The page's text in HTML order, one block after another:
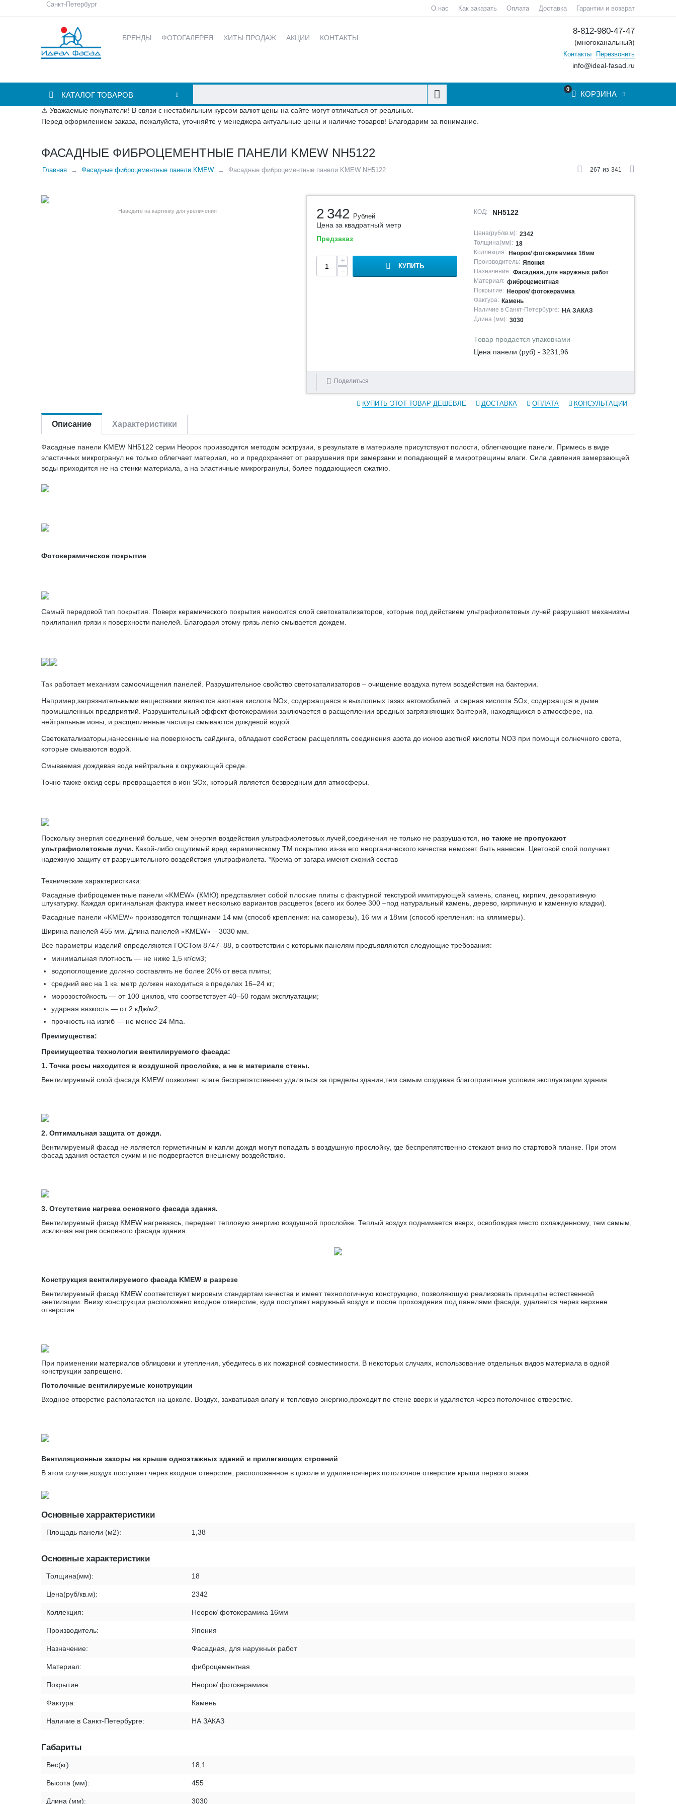
Санкт-Петербург
О нас Как заказать Оплата Доставка Гарантии и возврат
БРЕНДЫ ФОТОГАЛЕРЕЯ ХИТЫ ПРОДАЖ АКЦИИ КОНТАКТЫ
8-812-980-47-47
(многоканальный)
Контакты Перезвонить
info@ideal-fasad.ru
КАТАЛОГ ТОВАРОВ
0
КОРЗИНА
⚠ Уважаемые покупатели! В связи с нестабильным курсом валют цены на сайте могут отличаться от реальных.
Перед оформлением заказа, пожалуйста, уточняйте у менеджера актуальные цены и наличие товаров! Благодарим за понимание.
ФАСАДНЫЕ ФИБРОЦЕМЕНТНЫЕ ПАНЕЛИ KMEW NH5122
Главная Фасадные фиброцементные панели KMEW Фасадные фиброцементные панели KMEW NH5122 267 из 341
Наведите на картинку для увеличения 2 342 Рублей
Цена за квадратный метр
Предзаказ
+
−
КУПИТЬ
КОД: NH5122
Цена(руб/кв.м): 2342
Толщина(мм): 18
Коллекция: Неорок/ фотокерамика 16мм
Производитель: Япония
Назначение: Фасадная, для наружных работ
Материал: фиброцементная
Покрытие: Неорок/ фотокерамика
Фактура: Камень
Наличие в Санкт-Петербурге: НА ЗАКАЗ
Длина (мм): 3030
Товар продается упаковками
Цена панели (руб) - 3231,96
Поделиться
КУПИТЬ ЭТОТ ТОВАР ДЕШЕВЛЕ ДОСТАВКА ОПЛАТА КОНСУЛЬТАЦИИ
Описание Характеристики
Фасадные панели KMEW NH5122 серии Неорок производятся методом эсктрузии, в результате в материале присутствуют полости, облегчающие панели. Примесь в виде
эластичных микрогранул не только облегчает материал, но и предохраняет от разрушения при замерзани и попадающей в микротрещины влаги. Сила давления замерзающей
воды приходится не на стенки материала, а на эластичные микрогранулы, более поддающиеся сжатию.
Фотокерамическое покрытие
Самый передовой тип покрытия. Поверх керамического покрытия наносится слой светокатализаторов, которые под действием ультрафиолетовых лучей разрушают механизмы
прилипания грязи к поверхности панелей. Благодаря этому грязь легко смывается дождем.
Так работает механизм самоочищения панелей. Разрушительное свойство светокатализаторов – очищение воздуха путем воздействия на бактерии.
Например,загрязнительными веществами являются азотная кислота NOx, содержащаяся в выхлопных газах автомобилей. и серная кислота SOx, содержащся в дыме
промышленных предприятий. Разрушительный эффект фотокерамики заключается в расщеплении вредных загрязняющих бактерий, находящихся в атмосфере, на
нейтральные ионы, и расщепленные частицы смываются дождевой водой.
Светокатализаторы,нанесенные на поверхность сайдинга, обладают свойством расщеплять соединения азота до ионов азотной кислоты NO3 при помощи солнечного света,
которые смываются водой.
Смываемая дождевая вода нейтральна к окружающей среде.
Точно также оксид серы превращается в ион SOx, который является безвредным для атмосферы.
Поскольку энергия соединений больше, чем энергия воздействия ультрафиолетовых лучей,соединения не только не разрушаются, но также не пропускают
ультрафиолетовые лучи. Какой-либо ощутимый вред керамическому TM покрытию из-за его неорганического качества неможет быть нанесен. Цветовой слой получает
надежную защиту от разрушительного воздействия ультрафиолета. *Крема от загара имеют схожий состав
Технические характеристкики:
Фасадные фиброцементные панели «KMEW» (КМЮ) представляет собой плоские плиты с фактурной текстурой имитирующей камень, сланец, кирпич, декоративную
штукатурку. Каждая оригинальная фактура имеет несколько вариантов расцветок (всего их более 300 –под натуральный камень, дерево, кирпичную и каменную кладки).
Фасадные панели «KMEW» производятся толщинами 14 мм (способ крепления: на саморезы), 16 мм и 18мм (способ крепления: на кляммеры).
Ширина панелей 455 мм. Длина панелей «KMEW» – 3030 мм.
Все параметры изделий определяются ГОСТом 8747–88, в соответствии с которымк панелям предъявляются следующие требования:
минимальная плотность — не ниже 1,5 кг/см3;
водопоглощение должно составлять не более 20% от веса плиты;
средний вес на 1 кв. метр должен находиться в пределах 16–24 кг;
морозостойкость — от 100 циклов, что соответствует 40–50 годам эксплуатации;
ударная вязкость — от 2 кДж/м2;
прочность на изгиб — не менее 24 Мпа.
Преимущества:
Преимущества технологии вентилируемого фасада:
1. Точка росы находится в воздушной прослойке, а не в материале стены.
Вентилируемый слой фасада KMEW позволяет влаге беспрепятственно удаляться за пределы здания,тем самым создавая благоприятные условия эксплуатации здания.
2. Оптимальная защита от дождя.
Вентилируемый фасад не является герметичным и капли дождя могут попадать в воздушную прослойку, где беспрепятственно стекают вниз по стартовой планке. При этом
фасад здания остается сухим и не подвергается внешнему воздействию.
3. Отсутствие нагрева основного фасада здания.
Вентилируемый фасад KMEW нагреваясь, передает тепловую энергию воздушной прослойке. Теплый воздух поднимается вверх, освобождая место охлажденному, тем самым,
исключая нагрев основного фасада здания.
Конструкция вентилируемого фасада KMEW в разрезе
Вентилируемый фасад KMEW соответствует мировым стандартам качества и имеет технологичную конструкцию, позволяющую реализовать принципы естественной
вентиляции. Внизу конструкции расположено входное отверстие, куда поступает наружный воздух и после прохождения под панелями фасада, удаляется через верхнее
отверстие.
При применении материалов облицовки и утепления, убедитесь в их пожарной совместимости. В некоторых случаях, использование отдельных видов материала в одной
конструкции запрещено.
Потолочные вентилируемые конструкции
Входное отверстие располагается на цоколе. Воздух, захватывая влагу и тепловую энергию,проходит по стене вверх и удаляется через потолочное отверстие.
Вентиляционные зазоры на крыше одноэтажных зданий и прилегающих строений
В этом случае,воздух поступает через входное отверстие, расположенное в цоколе и удаляетсячерез потолочное отверстие крыши первого этажа.
Основные харрактеристики
Площадь панели (м2): 1,38
Основные характеристики
Толщина(мм): 18
Цена(руб/кв.м): 2342
Коллекция: Неорок/ фотокерамика 16мм
Производитель: Япония
Назначение: Фасадная, для наружных работ
Материал: фиброцементная
Покрытие: Неорок/ фотокерамика
Фактура: Камень
Наличие в Санкт-Петербурге: НА ЗАКАЗ
Габариты
Вес(кг): 18,1
Высота (мм): 455
Длина (мм): 3030